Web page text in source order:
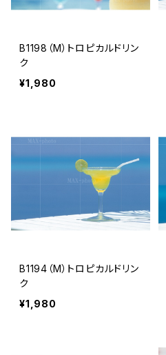
B1198（M）トロピカルドリン
ク
¥1,980
B1194（M）トロピカルドリン
ク
¥1,980